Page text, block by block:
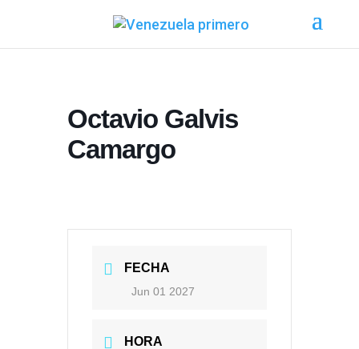
Octavio Galvis
Camargo
FECHA
Jun 01 2027
HORA